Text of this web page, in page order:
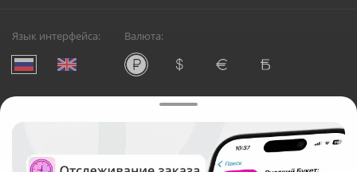
Язык интерфейса: Валюта:
Служба круглосуточной доставки цветов в Москве
Русский Букет, 2026
Общество с ограниченной ответственностью «Технология»